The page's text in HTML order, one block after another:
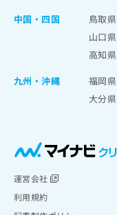
中国・四国
鳥取県
山口県
高知県
九州・沖縄
福岡県
大分県
運営会社
利用規約